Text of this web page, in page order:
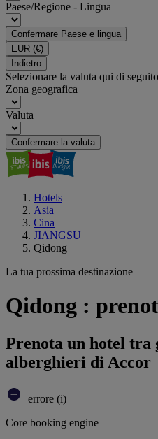
Paese/Regione - Lingua
Confermare Paese e lingua
EUR (€)
Indietro
Selezionare la valuta qui di seguito
Zona geografica
Valuta
Confermare la valuta
Hotels
Asia
Cina
JIANGSU
Qidong
La tua prossima destinazione
Qidong :
Prenota un hotel tra
alberghieri di Accor
errore (i)
Core booking engine